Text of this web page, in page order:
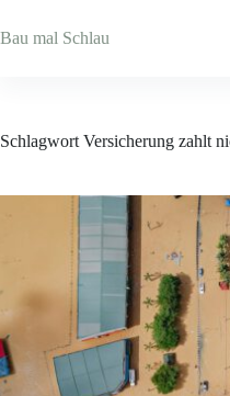
Inhalt
springen
Bau mal Schlau
Schlagwort Versicherung zahlt